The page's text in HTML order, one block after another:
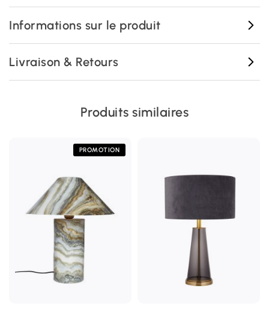
Informations sur le produit
Livraison & Retours
Produits similaires
PROMOTION